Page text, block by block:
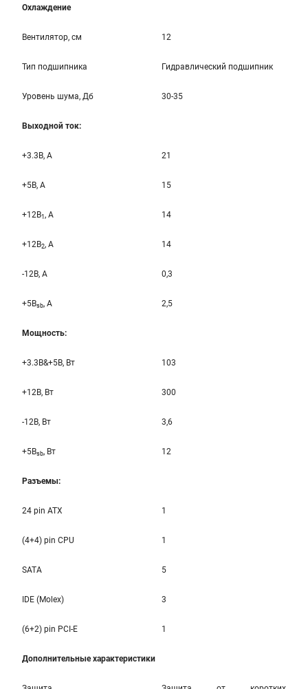
Охлаждение
Вентилятор, см 12
Тип подшипника Гидравлический подшипник
Уровень шума, Дб 30-35
Выходной ток:
+3.3B, А 21
+5B, А 15
+12B1 , A 14
+12B2, A 14
-12B, A 0,3
+5Bsb, A 2,5
Мощность:
+3.3B&+5B, Вт 103
+12B, Вт 300
-12B, Вт 3,6
+5Bsb, Вт 12
Разъемы:
24 pin ATX 1
(4+4) pin CPU 1
SATA 5
IDE (Molex) 3
(6+2) pin PCI-E 1
Дополнительные характеристики